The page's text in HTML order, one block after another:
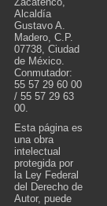
Alcaldía
Gustavo A.
Madero, C.P.
07738, Ciudad
de México.
Conmutador:
55 57 29 60 00
/ 55 57 29 63
00.
Esta página es
una obra
intelectual
protegida por
la Ley Federal
del Derecho de
Autor, puede